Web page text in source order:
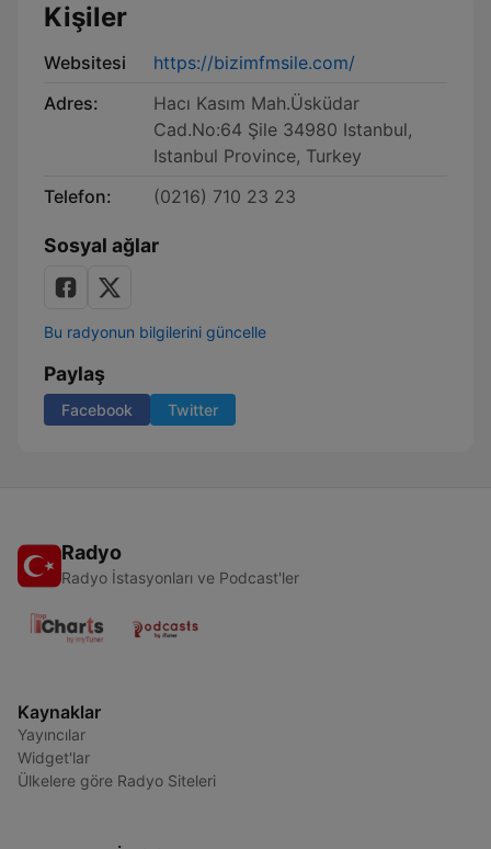
Kişiler
Websitesi
https://bizimfmsile.com/
Adres:
Hacı Kasım Mah.Üsküdar
Cad.No:64 Şile 34980 Istanbul,
Istanbul Province, Turkey
Telefon:
(0216) 710 23 23
Sosyal ağlar
Bu radyonun bilgilerini güncelle
Paylaş
Facebook Twitter
Radyo
Radyo İstasyonları ve Podcast'ler
Kaynaklar
Yayıncılar
Widget'lar
Ülkelere göre Radyo Siteleri